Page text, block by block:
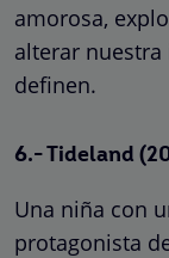
amorosa,
alterar
definen.
6.- Tideland
Una niña con
protagonista